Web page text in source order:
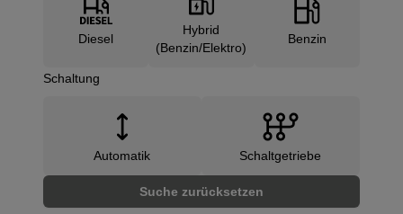
Diesel
Hybrid
(Benzin/Elektro)
Benzin
Schaltung
Automatik Schaltgetriebe
Suche zurücksetzen